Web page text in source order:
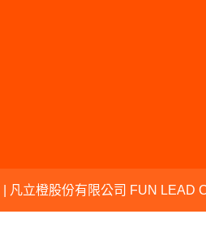
凡立橙股份有限公司 FUN